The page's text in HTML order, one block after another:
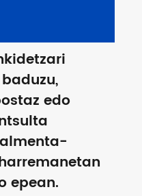
edo
epean.